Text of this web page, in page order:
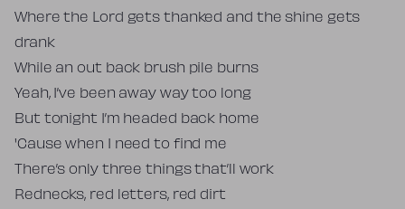
Where the Lord gets thanked and the shine gets
drank
While an out back brush pile burns
Yeah, I’ve been away way too long
But tonight I’m headed back home
'Cause when I need to find me
There’s only three things that’ll work
Rednecks, red letters, red dirt